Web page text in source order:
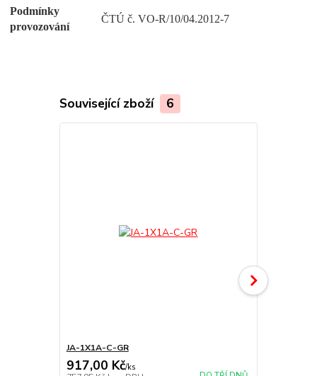
Podmínky
provozování
ČTÚ č. VO-R/10/04.2012-7
Související zboží 6
JA-1X1A-C-GR
917,00 Kč/ks